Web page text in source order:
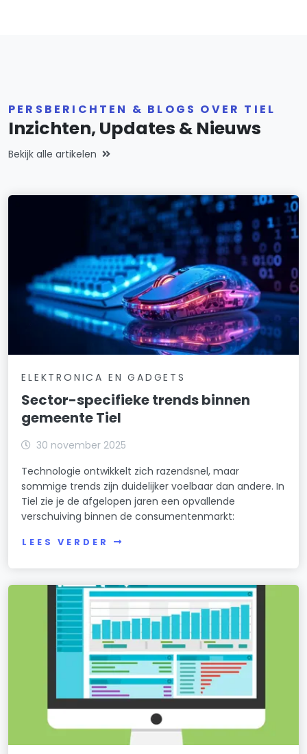
PERSBERICHTEN & BLOGS OVER TIEL
Inzichten, Updates & Nieuws
Bekijk alle artikelen
ELEKTRONICA EN GADGETS
Sector-specifieke trends binnen
gemeente Tiel
30 november 2025
Technologie ontwikkelt zich razendsnel, maar
sommige trends zijn duidelijker voelbaar dan andere. In
Tiel zie je de afgelopen jaren een opvallende
verschuiving binnen de consumentenmarkt:
LEES VERDER